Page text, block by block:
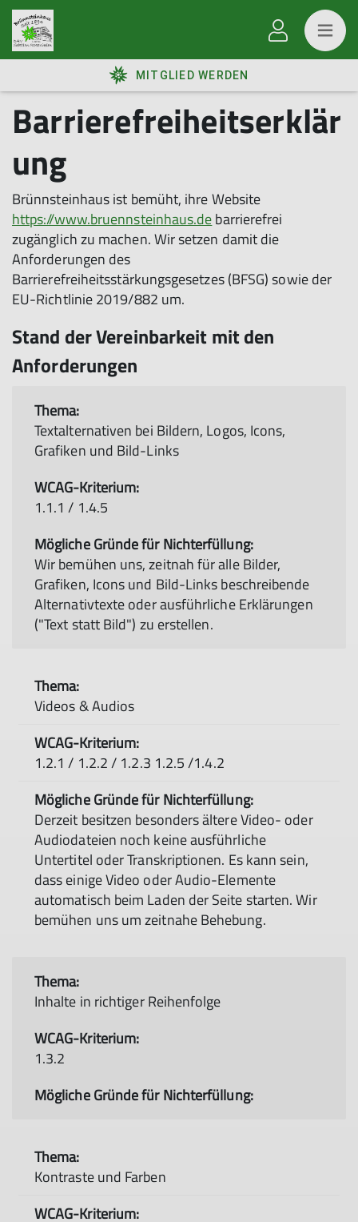
MITGLIED WERDEN
Barrierefreiheitserklär
ung
Brünnsteinhaus ist bemüht, ihre Website
https://www.bruennsteinhaus.debarrierefrei
zugänglich zu machen. Wir setzen damit die
Anforderungen des
Barrierefreiheitsstärkungsgesetzes (BFSG) sowie der
EU-Richtlinie 2019/882 um.
Stand der Vereinbarkeit mit den
Anforderungen
Textalternativen bei Bildern, Logos, Icons,
Grafiken und Bild-Links
1.1.1 / 1.4.5
Wir bemühen uns, zeitnah für alle Bilder,
Grafiken, Icons und Bild-Links beschreibende
Alternativtexte oder ausführliche Erklärungen
("Text statt Bild") zu erstellen.
Videos & Audios
1.2.1 / 1.2.2 / 1.2.3 1.2.5 /1.4.2
Derzeit besitzen besonders ältere Video- oder
Audiodateien noch keine ausführliche
Untertitel oder Transkriptionen. Es kann sein,
dass einige Video oder Audio-Elemente
automatisch beim Laden der Seite starten. Wir
bemühen uns um zeitnahe Behebung.
Inhalte in richtiger Reihenfolge
1.3.2
Kontraste und Farben